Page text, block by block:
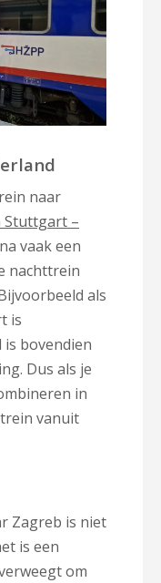
naar
Stuttgart –
vaak een
nachttrein
als
is
bovendien
Dus als je
in
vanuit
Zagreb is niet
is een
om